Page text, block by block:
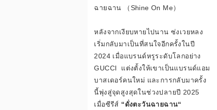
ฉายฉาน （Shine On Me）
หลังจากเงียบหายไปนาน ซ่งเวยหลง
เริ่มกลับมาเป็นที่สนใจอีกครั้งในปี
2024 เมื่อแบรนด์หรูระดับโลกอย่าง
GUCCI แต่งตั้งให้เขาเป็นแบรนด์แอม
บาสเดอร์คนใหม่ และการกลับมาครั้ง
นี้พุ่งสู่จุดสูงสุดในช่วงปลายปี 2025
เมื่อซีรีส์ “ดั่งตะวันฉายฉาน“